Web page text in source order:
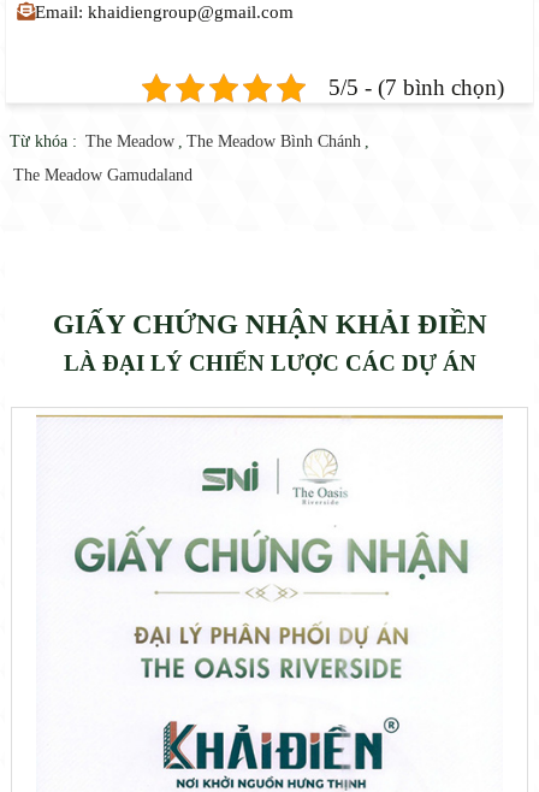
Email: khaidiengroup@gmail.com
5/5 - (7 bình chọn)
Từ khóa : The Meadow The Meadow Bình Chánh
The Meadow Gamudaland
GIẤY CHỨNG NHẬN KHẢI ĐIỀN
LÀ ĐẠI LÝ CHIẾN LƯỢC CÁC DỰ ÁN